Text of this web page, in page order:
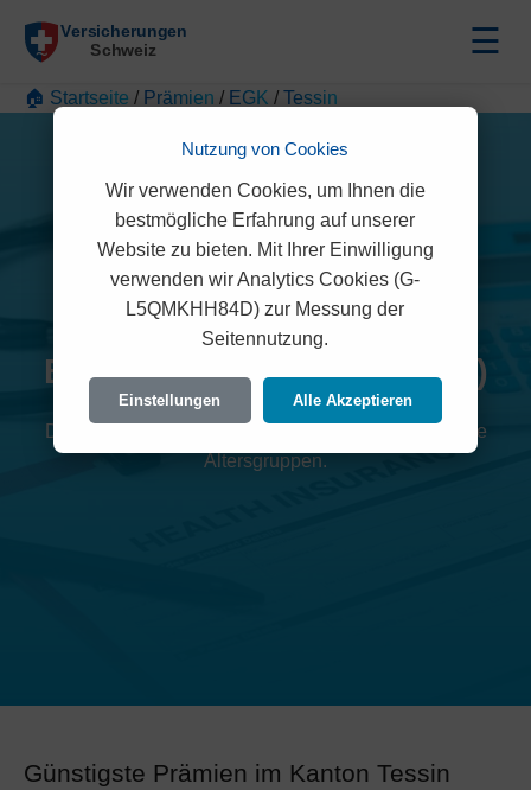
☰
🏠 Startseite / Prämien / EGK / Tessin
EGK Prämien 2026 (Tessin)
Detaillierte Übersicht der monatlichen Kosten für alle
Altersgruppen.
Günstigste Prämien im Kanton Tessin
Nutzung von Cookies
Wir verwenden Cookies, um Ihnen die
bestmögliche Erfahrung auf unserer
Website zu bieten. Mit Ihrer Einwilligung
verwenden wir Analytics Cookies (G-
L5QMKHH84D) zur Messung der
Seitennutzung.
Einstellungen Alle Akzeptieren